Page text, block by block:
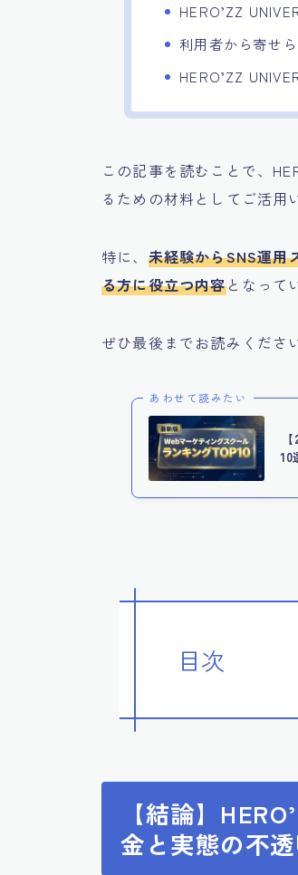
HERO’ZZ
利用者から寄せ
HERO’ZZ
この記事を読むことで、
るための材料としてご活用
特に、 未経験からSNS運用
る方に役立つ内容となって
ぜひ最後までお読みくださ
あわせて読みたい
10
目次
【結論】
金と実態の不